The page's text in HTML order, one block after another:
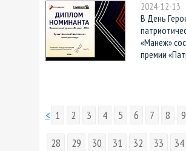
2024-12-13
В День
«Манеж»
премии
< 1 2 3 4 5 6 7 8
9
28
29 30 31 32 33 34